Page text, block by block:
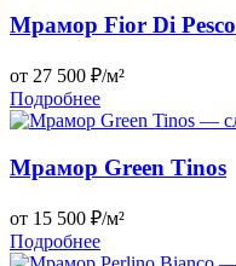
Мрамор Fior Di Pesco
от 27 500 ₽/м²
Подробнее
Мрамор Green Tinos
от 15 500 ₽/м²
Подробнее